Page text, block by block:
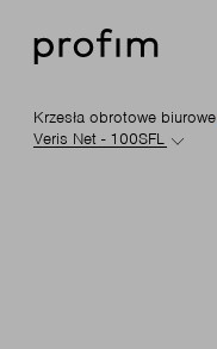
Krzesła obrotowe biurowe
Veris Net - 100SFL